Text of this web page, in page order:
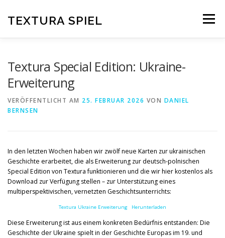
springen
TEXTURA SPIEL Menü
Textura Special Edition: Ukraine-
Erweiterung
VERÖFFENTLICHT AM 25. FEBRUAR 2026 VON DANIEL
BERNSEN
In den letzten Wochen haben wir zwölf neue Karten zur ukrainischen
Geschichte erarbeitet, die als Erweiterung zur deutsch-polnischen
Special Edition von Textura funktionieren und die wir hier kostenlos als
Download zur Verfügung stellen – zur Unterstützung eines
multiperspektivischen, vernetzten Geschichtsunterrichts:
Textura Ukraine Erweiterung Herunterladen
Diese Erweiterung ist aus einem konkreten Bedürfnis entstanden: Die
Geschichte der Ukraine spielt in der Geschichte Europas im 19. und